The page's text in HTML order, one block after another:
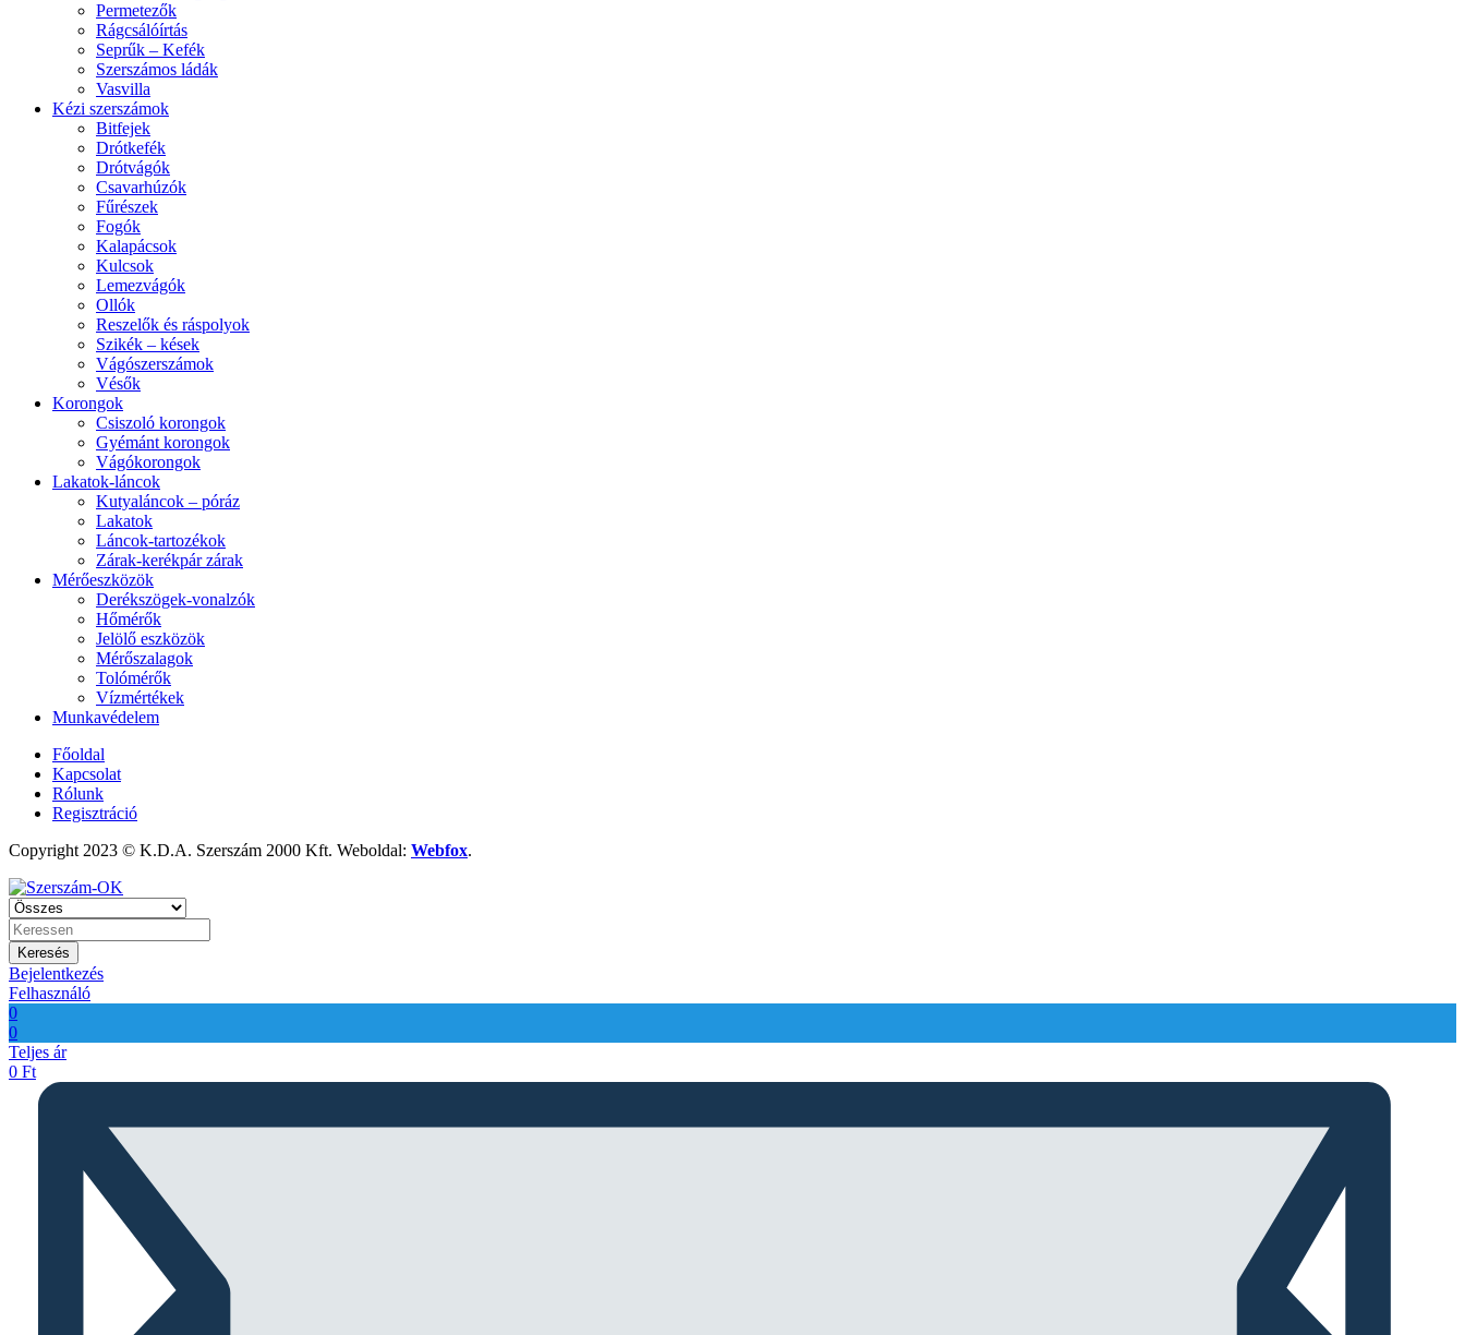
Permetezők
Rágcsálóírtás
Seprűk – Kefék
Szerszámos ládák
Vasvilla
Kézi szerszámok
Bitfejek
Drótkefék
Drótvágók
Csavarhúzók
Fűrészek
Fogók
Kalapácsok
Kulcsok
Lemezvágók
Ollók
Reszelők és ráspolyok
Szikék – kések
Vágószerszámok
Vésők
Korongok
Csiszoló korongok
Gyémánt korongok
Vágókorongok
Lakatok-láncok
Kutyaláncok – póráz
Lakatok
Láncok-tartozékok
Zárak-kerékpár zárak
Mérőeszközök
Derékszögek-vonalzók
Hőmérők
Jelölő eszközök
Mérőszalagok
Tolómérők
Vízmértékek
Munkavédelem
Főoldal
Kapcsolat
Rólunk
Regisztráció
Copyright 2023 © K.D.A. Szerszám 2000 Kft. Weboldal: Webfox.
Keresés
Bejelentkezés
Felhasználó
0
0
Teljes ár
0 Ft